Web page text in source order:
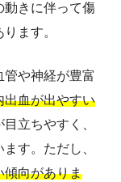
動きに伴って傷
ます。
や神経が豊富
出血が出やすい
立ちやすく、
す。ただし、
傾向がありま